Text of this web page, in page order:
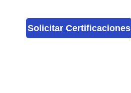
Solicitar Certificaciones